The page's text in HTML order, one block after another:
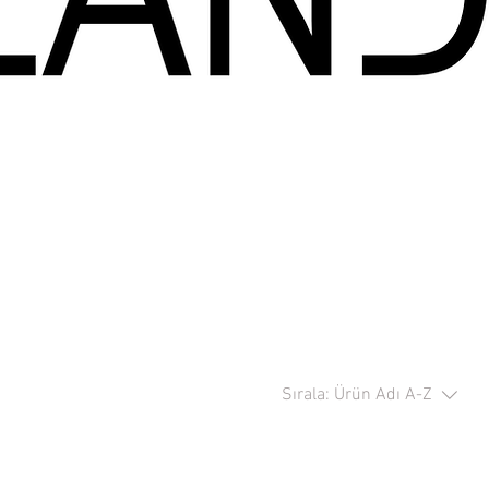
Sırala: Ürün Adı A-Z